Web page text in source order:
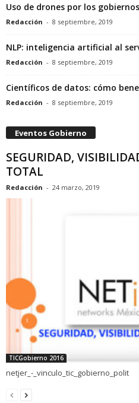
Uso de drones por los gobiernos
Redacción - 8 septiembre, 2019
NLP: inteligencia artificial al
Redacción - 8 septiembre, 2019
Científicos de datos: cómo
Redacción - 8 septiembre, 2019
Eventos Gobierno
SEGURIDAD,
TOTAL
Redacción - 24 marzo, 2019
TICGobierno 2016
netjer_-_vinculo_tic_gobierno_polit